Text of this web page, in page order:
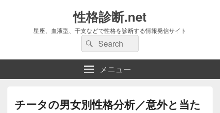
性格診断.net
星座、血液型、干支などで性格を診断する情報発信サイト
検
索:
検
索
メニュー
チータの男女別性格分析／意外と当た